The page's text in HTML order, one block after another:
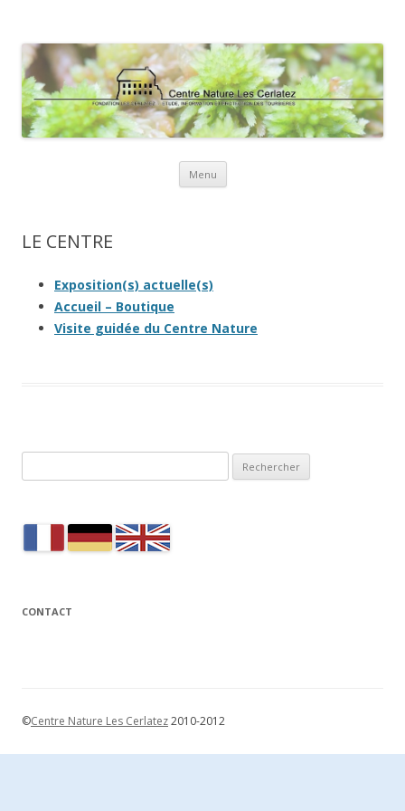
Menu Aller
contenu
LE CENTRE
Exposition(s) actuelle(s)
Accueil – Boutique
Visite guidée du Centre Nature
CONTACT
©Centre Nature Les Cerlatez2010-2012